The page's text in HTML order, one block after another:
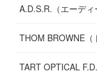
A.D.S.R.（エーディ
THOM BROWNE（
TART OPTICAL